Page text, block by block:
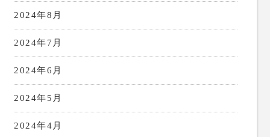
2024年8月
2024年7月
2024年6月
2024年5月
2024年4月